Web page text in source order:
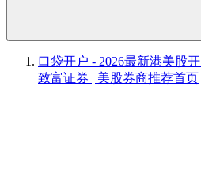
口袋开户 - 2026最新港美股
致富证券 | 美股券商推荐首页